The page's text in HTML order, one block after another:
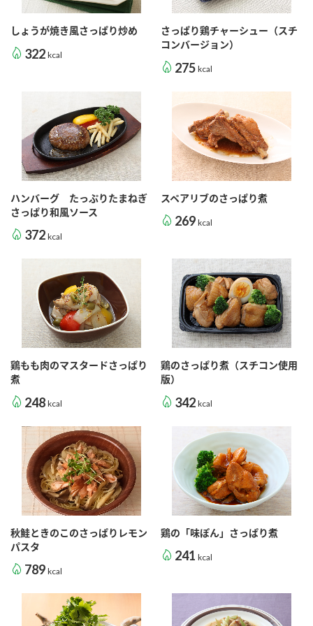
ぽん酢
つゆ たれ
スープ
クイック調味料 レモン果汁
ふりかけ おすしの素
納豆 Fibee
キャンペーン情報
Fibee（ファイビー）
くらしプラ酢
カンタン酢
お酢ドリンク
味ぽん
ぽん酢
つゆ
鍋なび
納豆のサイト
PIN印
千夜
スペシャルサイト
お酢を知ろう！
すしラボ
ぽん酢サワー
納豆の豆知識
鍋奉行マニュアル
ロングセラー商品 ＋ おすすめレシピ
企業情報
国内事業概要
ミツカングループについて
企業理念
ミツカンの歴史
ミツカンを知る
水の文化センター（アーカイブ）
ZENB initiative
各部門が大切にしていること
おいしさと健康への取り組み
キッザニア東京「ぽん酢工房」
採用情報
ニュースリリース
お客様相談センター
お客様の声をいかしました
販売終了製品のご案内
よくあるご質問
お問い合わせ
地図から取り扱い店舗を探す
ミツカン公式通販
しょうが焼き風さっぱり炒め
322 kcal
さっぱり鶏チャーシュー（スチ
コンバージョン）
275 kcal
ハンバーグ たっぷりたまねぎ
さっぱり和風ソース
372 kcal
スペアリブのさっぱり煮
269 kcal
鶏もも肉のマスタードさっぱり
煮
248 kcal
鶏のさっぱり煮（スチコン使用
版）
342 kcal
秋鮭ときのこのさっぱりレモン
パスタ
789 kcal
鶏の「味ぽん」さっぱり煮
241 kcal